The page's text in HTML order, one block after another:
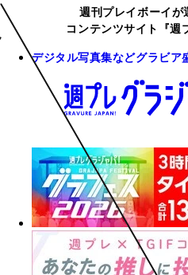
週刊プレイボーイが
コンテンツサイト『週
デジタル写真集などグラビア